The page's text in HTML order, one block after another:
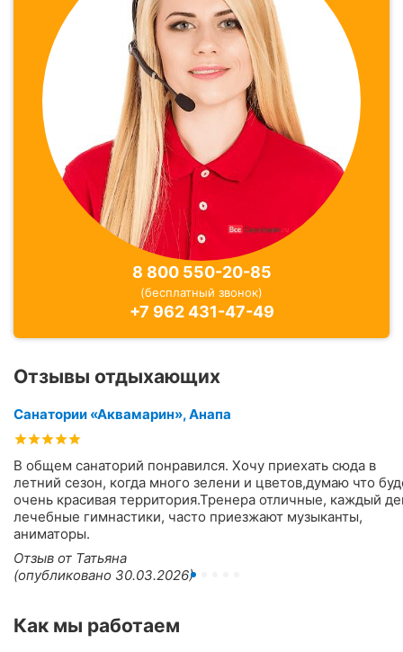
8 800 550-20-85
(бесплатный звонок)
+7 962 431-47-49
Отзывы отдыхающих
Санатории «Аквамарин», Анапа
В общем санаторий понравился. Хочу приехать сюда в
летний сезон, когда много зелени и цветов,думаю что
очень красивая территория.Тренера отличные, каждый
лечебные гимнастики, часто приезжают музыканты,
аниматоры.
Отзыв от Татьяна
(опубликовано 30.03.2026)
Как мы работаем